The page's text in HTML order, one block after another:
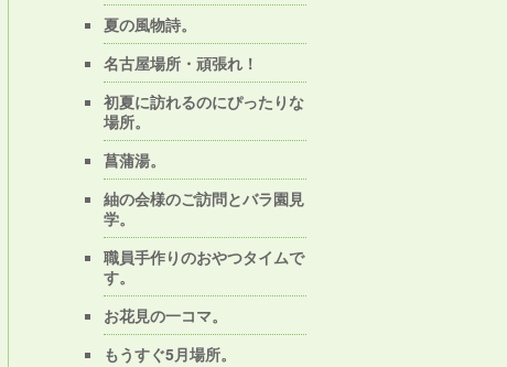
夏の風物詩。
名古屋場所・頑張れ！
初夏に訪れるのにぴったりな
場所。
菖蒲湯。
紬の会様のご訪問とバラ園見
学。
職員手作りのおやつタイムで
す。
お花見の一コマ。
もうすぐ5月場所。